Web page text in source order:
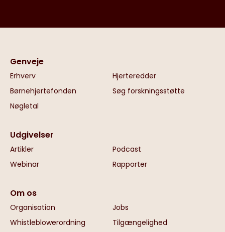
Genveje
Erhverv
Hjerteredder
Børnehjertefonden
Søg forskningsstøtte
Nøgletal
Udgivelser
Artikler
Podcast
Webinar
Rapporter
Om os
Organisation
Jobs
Whistleblowerordning
Tilgængelighed